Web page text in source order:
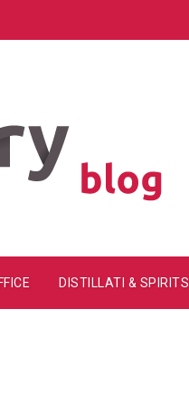
DISTILLATI & SPIRITS